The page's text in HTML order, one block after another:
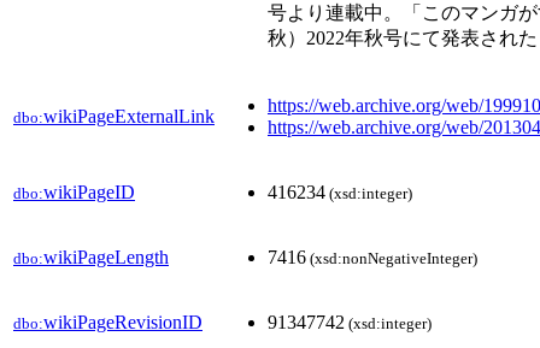
号より連載中。「このマンガ
秋）2022年秋号にて発表され
dbo:wikiPageExternalLink
https://web.archive.org/web/
https://web.archive.org/web/
dbo:wikiPageID 416234 (xsd:integer)
dbo:wikiPageLength 7416 (xsd:nonNegativeInteger)
dbo:wikiPageRevisionID 91347742 (xsd:integer)